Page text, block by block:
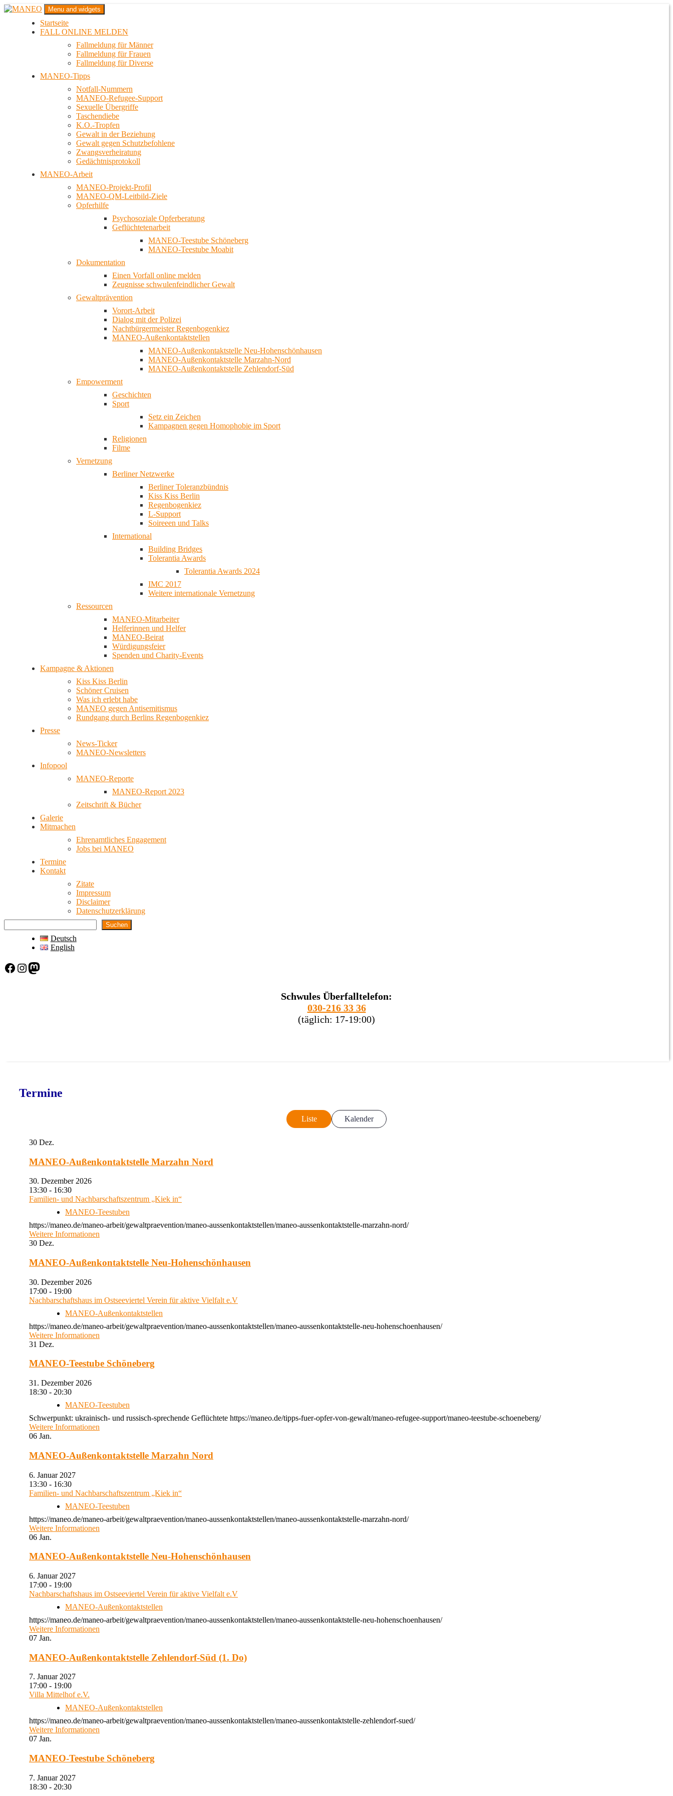
Zum
MANEO
Das schwule Anti-Gewalt-Projekt in Berlin
Menu and widgets
Startseite
FALL ONLINE MELDEN
Fallmeldung für Männer
Fallmeldung für Frauen
Fallmeldung für Diverse
MANEO-Tipps
Notfall-Nummern
MANEO-Refugee-Support
Sexuelle Übergriffe
Taschendiebe
K.O.-Tropfen
Gewalt in der Beziehung
Gewalt gegen Schutzbefohlene
Zwangsverheiratung
Gedächtnisprotokoll
MANEO-Arbeit
MANEO-Projekt-Profil
MANEO-QM-Leitbild-Ziele
Opferhilfe
Psychosoziale Opferberatung
Geflüchtetenarbeit
MANEO-Teestube Schöneberg
MANEO-Teestube Moabit
Dokumentation
Einen Vorfall online melden
Zeugnisse schwulenfeindlicher Gewalt
Gewaltprävention
Vorort-Arbeit
Dialog mit der Polizei
Nachtbürgermeister Regenbogenkiez
MANEO-Außenkontaktstellen
MANEO-Außenkontaktstelle Neu-Hohenschönhausen
MANEO-Außenkontaktstelle Marzahn-Nord
MANEO-Außenkontaktstelle Zehlendorf-Süd
Empowerment
Geschichten
Sport
Setz ein Zeichen
Kampagnen gegen Homophobie im Sport
Religionen
Filme
Vernetzung
Berliner Netzwerke
Berliner Toleranzbündnis
Kiss Kiss Berlin
Regenbogenkiez
L-Support
Soireeen und Talks
International
Building Bridges
Tolerantia Awards
Tolerantia Awards 2024
IMC 2017
Weitere internationale Vernetzung
Ressourcen
MANEO-Mitarbeiter
Helferinnen und Helfer
MANEO-Beirat
Würdigungsfeier
Spenden und Charity-Events
Kampagne & Aktionen
Kiss Kiss Berlin
Schöner Cruisen
Was ich erlebt habe
MANEO gegen Antisemitismus
Rundgang durch Berlins Regenbogenkiez
Presse
News-Ticker
MANEO-Newsletters
Infopool
MANEO-Reporte
MANEO-Report 2023
Zeitschrift & Bücher
Galerie
Mitmachen
Ehrenamtliches Engagement
Jobs bei MANEO
Termine
Kontakt
Zitate
Impressum
Disclaimer
Datenschutzerklärung
Suchen
Deutsch
English
Facebook Instagram Mastodon
Schwules Überfalltelefon:
030-216 33 36
(täglich: 17-19:00)
Termine
Liste Kalender
30 Dez.
MANEO-Außenkontaktstelle Marzahn Nord
30. Dezember 2026
13:30 - 16:30
Familien- und Nachbarschaftszentrum „Kiek in“
MANEO-Teestuben
https://maneo.de/maneo-arbeit/gewaltpraevention/maneo-aussenkontaktstellen/maneo-aussenkontaktstelle-marzahn-nord/
Weitere Informationen
30 Dez.
MANEO-Außenkontaktstelle Neu-Hohenschönhausen
30. Dezember 2026
17:00 - 19:00
Nachbarschaftshaus im Ostseeviertel Verein für aktive Vielfalt e.V
MANEO-Außenkontaktstellen
https://maneo.de/maneo-arbeit/gewaltpraevention/maneo-aussenkontaktstellen/maneo-aussenkontaktstelle-neu-hohenschoenhausen/
Weitere Informationen
31 Dez.
MANEO-Teestube Schöneberg
31. Dezember 2026
18:30 - 20:30
MANEO-Teestuben
Schwerpunkt: ukrainisch- und russisch-sprechende Geflüchtete https://maneo.de/tipps-fuer-opfer-von-gewalt/maneo-refugee-support/maneo-teestube-schoeneberg/
Weitere Informationen
06 Jan.
MANEO-Außenkontaktstelle Marzahn Nord
6. Januar 2027
13:30 - 16:30
Familien- und Nachbarschaftszentrum „Kiek in“
MANEO-Teestuben
https://maneo.de/maneo-arbeit/gewaltpraevention/maneo-aussenkontaktstellen/maneo-aussenkontaktstelle-marzahn-nord/
Weitere Informationen
06 Jan.
MANEO-Außenkontaktstelle Neu-Hohenschönhausen
6. Januar 2027
17:00 - 19:00
Nachbarschaftshaus im Ostseeviertel Verein für aktive Vielfalt e.V
MANEO-Außenkontaktstellen
https://maneo.de/maneo-arbeit/gewaltpraevention/maneo-aussenkontaktstellen/maneo-aussenkontaktstelle-neu-hohenschoenhausen/
Weitere Informationen
07 Jan.
MANEO-Außenkontaktstelle Zehlendorf-Süd (1. Do)
7. Januar 2027
17:00 - 19:00
Villa Mittelhof e.V.
MANEO-Außenkontaktstellen
https://maneo.de/maneo-arbeit/gewaltpraevention/maneo-aussenkontaktstellen/maneo-aussenkontaktstelle-zehlendorf-sued/
Weitere Informationen
07 Jan.
MANEO-Teestube Schöneberg
7. Januar 2027
18:30 - 20:30